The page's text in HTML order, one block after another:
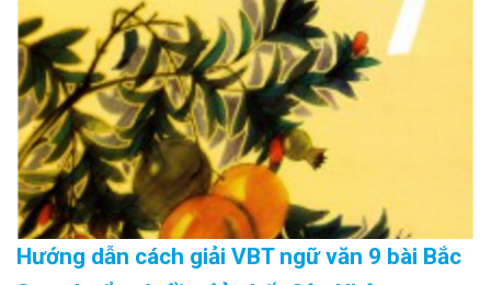
Hướng dẫn cách giải VBT ngữ văn 9 bài Bắc